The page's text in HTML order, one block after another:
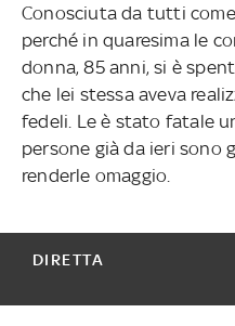
Conosciuta da tutti
perché in quaresima le
donna, 85 anni, si è
che lei stessa aveva
fedeli. Le è stato fatale
persone già da ieri sono
renderle omaggio.
DIRETTA